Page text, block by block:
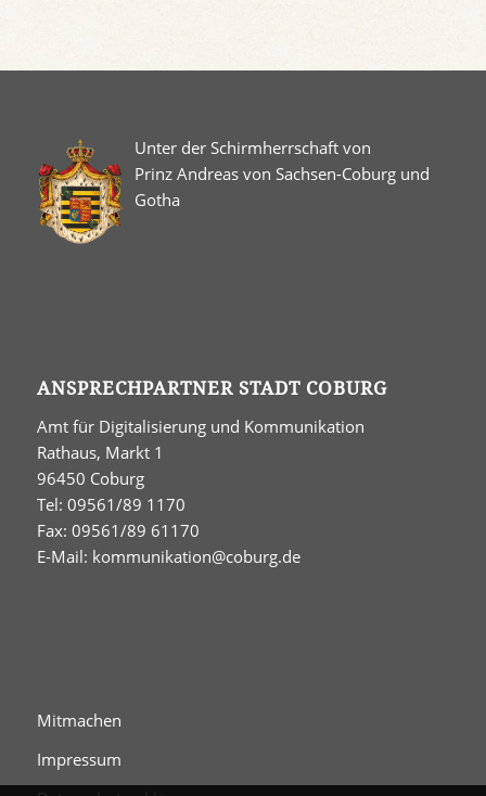
Unter der Schirmherrschaft von
Prinz Andreas von Sachsen-Coburg und
Gotha
ANSPRECHPARTNER STADT COBURG
Amt für Digitalisierung und Kommunikation
Rathaus, Markt 1
96450 Coburg
Tel: 09561/89 1170
Fax: 09561/89 61170
E-Mail: kommunikation@coburg.de
Mitmachen
Impressum